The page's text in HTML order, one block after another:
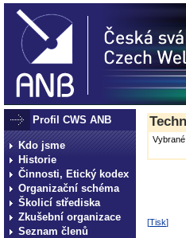
Profil CWS ANB
Kdo jsme
Historie
Činnosti, Etický kodex
Organizační schéma
Školicí střediska
Zkušební organizace
Seznam členů
Vybrané
[Tisk]